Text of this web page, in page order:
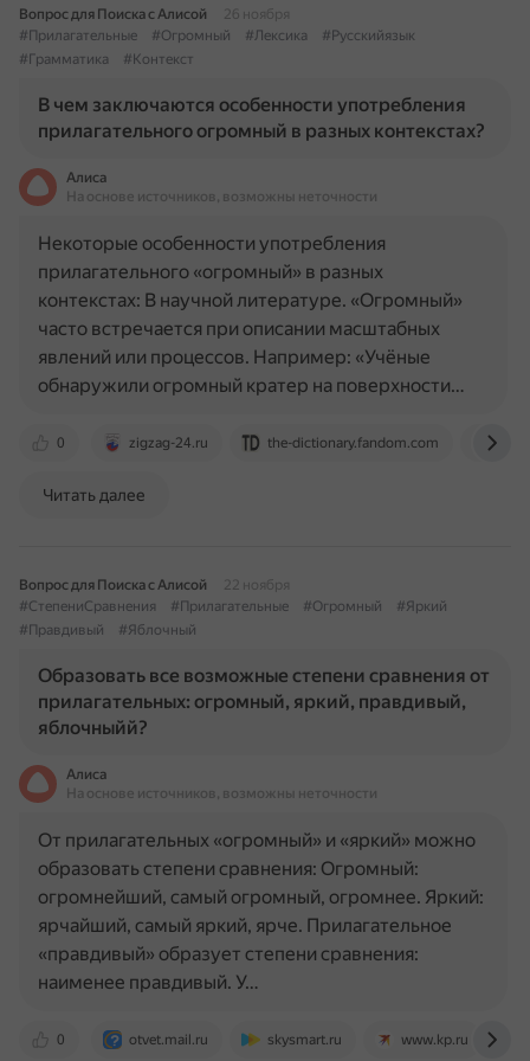
Вопрос для Поиска с Алисой
26 ноября
#Прилагательные
#Огромный #Лексика
#Русскийязык
#Грамматика
#Контекст
В чем заключаются особенности употребления
прилагательного огромный в разных контекстах?
Алиса
На основе источников, возможны неточности
0 zigzag-24.ru the-dictionary.fandom.com
Некоторые особенности употребления
прилагательного «огромный» в разных
контекстах: В научной литературе. «Огромный»
часто встречается при описании масштабных
явлений или процессов. Например: «Учёные
обнаружили огромный кратер на поверхности…
Читать далее
Вопрос для Поиска с Алисой
22 ноября
#СтепениСравнения
#Прилагательные #Огромный
#Яркий
#Правдивый
#Яблочный
Образовать все возможные степени сравнения от
прилагательных: огромный, яркий, правдивый,
яблочныйй?
Алиса
На основе источников, возможны неточности
0 otvet.mail.ru skysmart.ru www.kp.ru
От прилагательных «огромный» и «яркий» можно
образовать степени сравнения: Огромный:
огромнейший, самый огромный, огромнее. Яркий:
ярчайший, самый яркий, ярче. Прилагательное
«правдивый» образует степени сравнения:
наименее правдивый. У…